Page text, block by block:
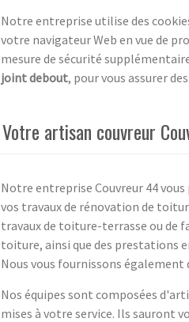
Notre entreprise utilise des
votre navigateur Web en vue de
mesure de sécurité
joint debout, pour vous assurer
Votre artisan couvreur
Notre entreprise Couvreur 44
vos travaux de rénovation de
travaux de toiture-terrasse ou de
toiture, ainsi que des prestations
Nous vous fournissons également
Nos équipes sont composées
mises à votre service. Ils sauront